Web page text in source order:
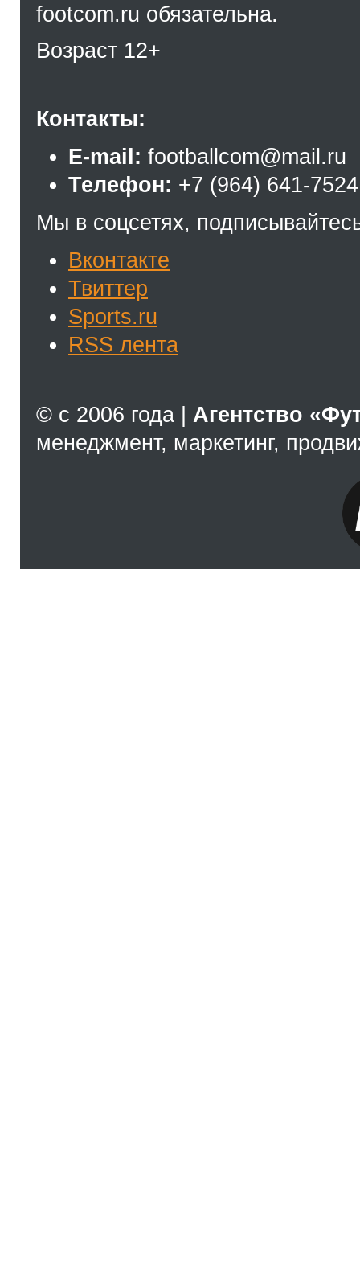
footcom.ru обязательна.
Возраст 12+
Контакты:
E-mail: footballcom@mail.ru
Телефон: +7 (964) 641-7524
Мы в соцсетях,
Вконтакте
Твиттер
Sports.ru
RSS лента
© с 2006 года | Агентство
менеджмент, маркетинг,